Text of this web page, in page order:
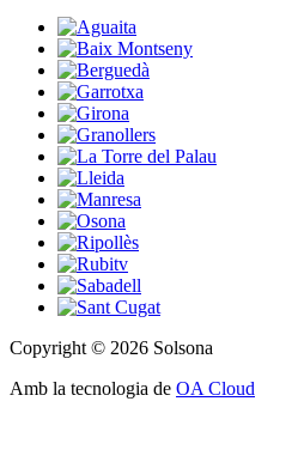
Copyright © 2026 Solsona
Amb la tecnologia de OA Cloud